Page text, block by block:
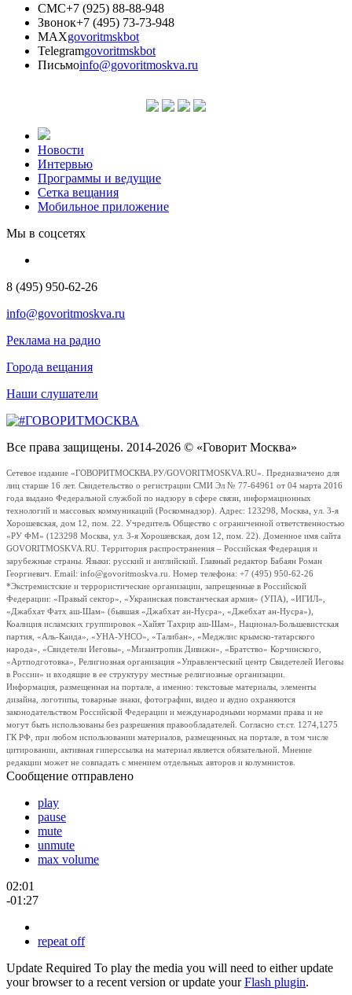
СМС+7 (925) 88-88-948
Звонок+7 (495) 73-73-948
MAXgovoritmskbot
Telegramgovoritmskbot
Письмоinfo@govoritmoskva.ru
Новости
Интервью
Программы и ведущие
Сетка вещания
Мобильное приложение
Мы в соцсетях
8 (495) 950-62-26
info@govoritmoskva.ru
Реклама на радио
Города вещания
Наши слушатели
Все права защищены. 2014-2026 © «Говорит Москва»
Сетевое издание «ГОВОРИТМОСКВА.РУ/GOVORITMOSKVA.RU». Предназначено для
лиц старше 16 лет. Свидетельство о регистрации СМИ Эл № 77-64961 от 04 марта 2016
года выдано Федеральной службой по надзору в сфере связи, информационных
технологий и массовых коммуникаций (Роскомнадзор). Адрес: 123298, Москва, ул. 3-я
Хорошевская, дом 12, пом. 22. Учредитель Общество с ограниченной ответственностью
«РУ ФМ» (123298 Москва, ул. 3-я Хорошевская, дом 12, пом. 22). Доменное имя сайта
GOVORITMOSKVA.RU. Территория распространения – Российская Федерация и
зарубежные страны. Языки: русский и английский. Главный редактор Бабаян Роман
Георгиевич. Email: info@govoritmoskva.ru. Номер телефона: +7 (495) 950-62-26
*Экстремистские и террористические организации, запрещенные в Российской
Федерации: «Правый сектор», «Украинская повстанческая армия» (УПА), «ИГИЛ»,
«Джабхат Фатх аш-Шам» (бывшая «Джабхат ан-Нусра», «Джебхат ан-Нусра»),
Коалиция исламских группировок «Хайят Тахрир аш-Шам», Национал-Большевистская
партия, «Аль-Каида», «УНА-УНСО», «Талибан», «Меджлис крымско-татарского
народа», «Свидетели Иеговы», «Мизантропик Дивижн», «Братство» Корчинского,
«Артподготовка», Религиозная организация «Управленческий центр Свидетелей Иеговы
в России» и входящие в ее структуру местные религиозные организации.
Информация, размещенная на портале, а именно: текстовые материалы, элементы
дизайна, логотипы, товарные знаки, фотографии, видео и аудио охраняются
законодательством Российской Федерации и международными нормами права и не
могут быть использованы без разрешения правообладателей. Согласно ст.ст. 1274,1275
ГК РФ, при любом использовании материалов, размещенных на портале, в том числе
цитировании, активная гиперссылка на материал является обязательной. Мнение
редакции может не совпадать с мнением отдельных авторов и колумнистов.
Сообщение отправлено
play
pause
mute
unmute
max volume
02:01
-01:27
repeat off
Update Required To play the media you will need to either update
your browser to a recent version or update yourFlash plugin.